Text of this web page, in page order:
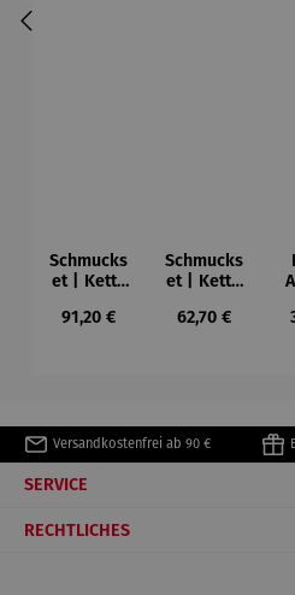
Schmucks
et | Kette
Ohrringe
Regulärer Preis:
91,20 €
Schmucks
et | Kette
Ohrringe
Regulärer
62,70 €
Versandkostenfrei ab 90 €
SERVICE
RECHTLICHES